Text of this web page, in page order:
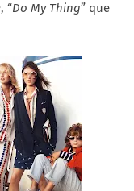
, “Do My Thing” que